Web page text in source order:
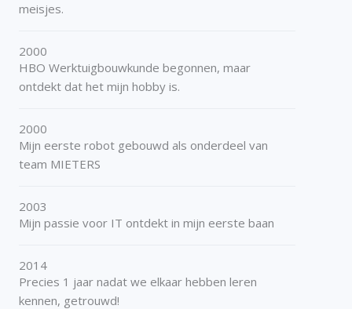
meisjes.
2000
HBO Werktuigbouwkunde begonnen, maar
ontdekt dat het mijn hobby is.
2000
Mijn eerste robot gebouwd als onderdeel van
team MIETERS
2003
Mijn passie voor IT ontdekt in mijn eerste baan
2014
Precies 1 jaar nadat we elkaar hebben leren
kennen, getrouwd!